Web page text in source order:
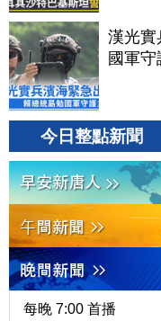
漢光實
國軍
今日整點新聞
每晚 7:00 首播